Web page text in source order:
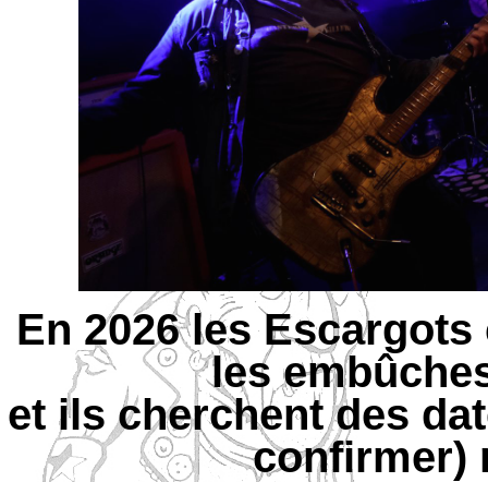
En 2026 les
les
et ils cherchent des
confirmer)